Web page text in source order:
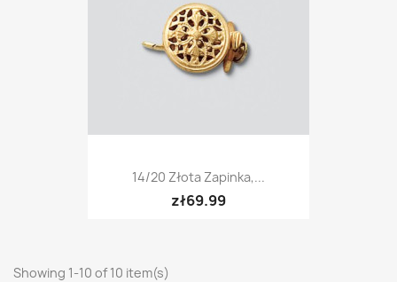
14/20 Złota Zapinka,...
zł69.99
Showing 1-10 of 10 item(s)